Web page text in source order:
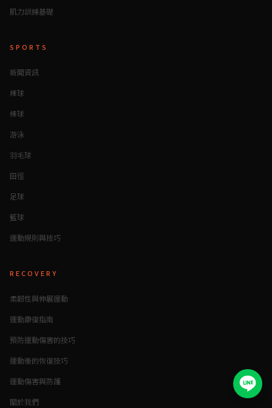
肌力訓練基礎
SPORTS
新聞資訊
棒球
棒球
游泳
羽毛球
田徑
足球
籃球
運動規則與技巧
RECOVERY
柔韌性與伸展運動
運動康復指南
預防運動傷害的技巧
運動後的恢復技巧
運動傷害與防護
關於我們